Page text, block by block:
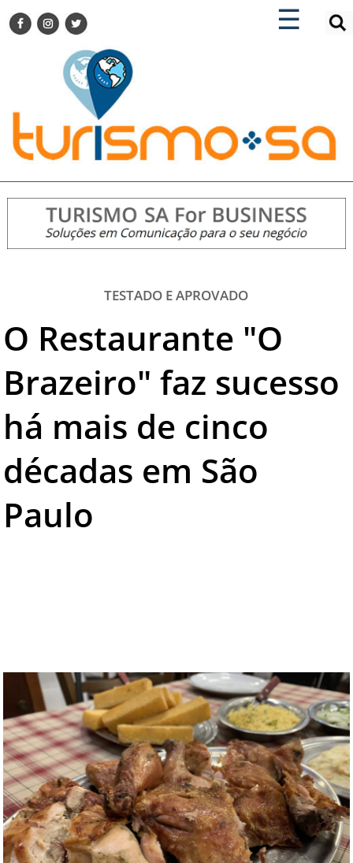
☰
×
TURISMO SA FOR BUSINESS
DESTINOS NACIONAIS
DESTINOS INTERNACIONAIS
CITY BREAK
TURISMO E MERCADO
EVENTOS
HOTELARIA
DICAS
TURISMO SA TV
TESTADO E APROVADO
PARCEIROS
QUEM SOMOS - EQUIPE
CONTATO
×
ENCONTRE SUA NOTÍCIA
TESTADO E APROVADO
O Restaurante "O
Brazeiro" faz sucesso
há mais de cinco
décadas em São
Paulo